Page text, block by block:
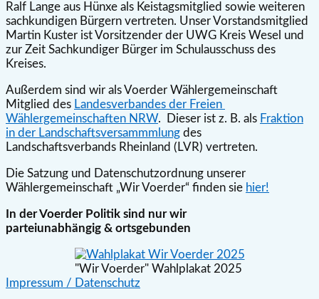
Ralf Lange aus Hünxe als Keistagsmitglied sowie weiteren
sachkundigen Bürgern vertreten. Unser Vorstandsmitglied
Martin Kuster ist Vorsitzender der UWG Kreis Wesel und
zur Zeit Sachkundiger Bürger im Schulausschuss des
Kreises.
Außerdem sind wir als Voerder Wählergemeinschaft
Mitglied des Landesverbandes der Freien
Wählergemeinschaften NRW. Dieser ist z. B. als Fraktion
in der Landschaftsversammmlung des
Landschaftsverbands Rheinland (LVR) vertreten.
Die Satzung und Datenschutzordnung unserer
Wählergemeinschaft „Wir Voerder“ finden sie hier!
In der Voerder Politik sind nur wir
parteiunabhängig & ortsgebunden
"Wir Voerder" Wahlplakat 2025
Impressum / Datenschutz